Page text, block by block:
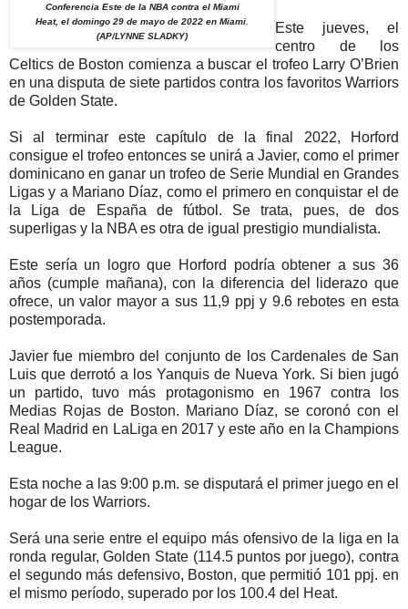
Conferencia Este de la NBA contra el Miami
Heat, el domingo 29 de mayo de 2022 en Miami.
(AP/LYNNE SLADKY)
Este jueves, el
centro de los
Celtics de Boston comienza a buscar el trofeo Larry O’Brien
en una disputa de siete partidos contra los favoritos Warriors
de Golden State.
Si al terminar este capítulo de la final 2022, Horford
consigue el trofeo entonces se unirá a Javier, como el primer
dominicano en ganar un trofeo de Serie Mundial en Grandes
Ligas y a Mariano Díaz, como el primero en conquistar el de
la Liga de España de fútbol. Se trata, pues, de dos
superligas y la NBA es otra de igual prestigio mundialista.
Este sería un logro que Horford podría obtener a sus 36
años (cumple mañana), con la diferencia del liderazo que
ofrece, un valor mayor a sus 11,9 ppj y 9.6 rebotes en esta
postemporada.
Javier fue miembro del conjunto de los Cardenales de San
Luis que derrotó a los Yanquis de Nueva York. Si bien jugó
un partido, tuvo más protagonismo en 1967 contra los
Medias Rojas de Boston. Mariano Díaz, se coronó con el
Real Madrid en LaLiga en 2017 y este año en la Champions
League.
Esta noche a las 9:00 p.m. se disputará el primer juego en el
hogar de los Warriors.
Será una serie entre el equipo más ofensivo de la liga en la
ronda regular, Golden State (114.5 puntos por juego), contra
el segundo más defensivo, Boston, que permitió 101 ppj. en
el mismo período, superado por los 100.4 del Heat.